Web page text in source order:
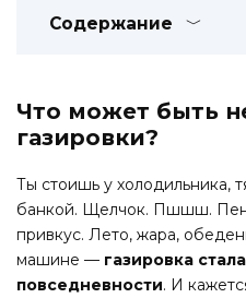
Содержание
Что может быть
газировки?
Ты стоишь у холодильника,
банкой. Щелчок. Пшшш.
привкус. Лето, жара,
машине — газировка
повседневности. И